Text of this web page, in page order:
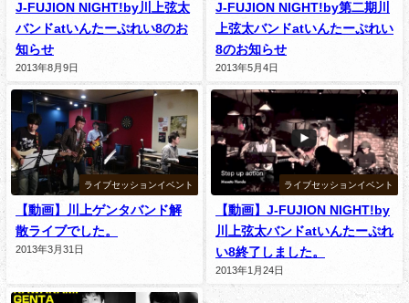
J-FUJION NIGHT!by川上弦太
バンドatいんたーぷれい8のお
知らせ
2013年8月9日
J-FUJION NIGHT!by第二期川
上弦太バンドatいんたーぷれい
8のお知らせ
2013年5月4日
ライブセッションイベント
【動画】川上ゲンタバンド解
散ライブでした。
2013年3月31日
ライブセッションイベント
【動画】J-FUJION NIGHT!by
川上弦太バンドatいんたーぷれ
い8終了しました。
2013年1月24日